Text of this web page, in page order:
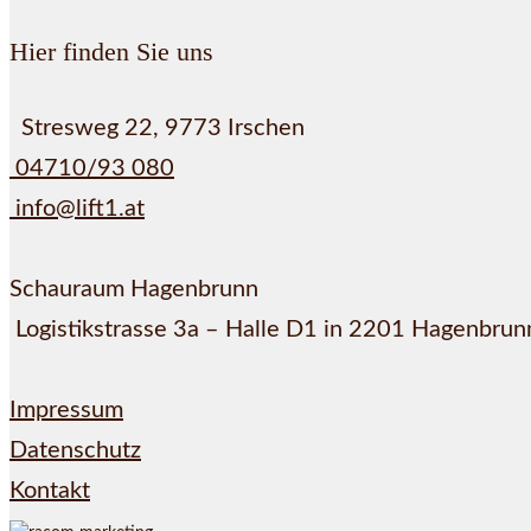
Hier finden Sie uns
Stresweg 22, 9773 Irschen
04710/93 080
info@lift1.at
Schauraum Hagenbrunn
Logistikstrasse 3a – Halle D1 in 2201
Impressum
Datenschutz
Kontakt